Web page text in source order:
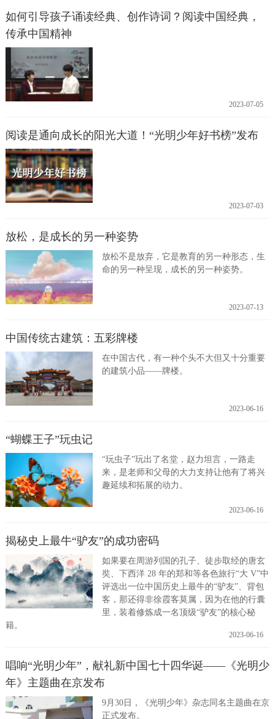
如何引导孩子诵读经典、创作诗词？阅读中国经典，
传承中国精神
2023-07-05
阅读是通向成长的阳光大道！“光明少年好书榜”发布
2023-07-03
放松，是成长的另一种姿势
放松不是放弃，它是教育的另一种形态，生
命的另一种呈现，成长的另一种姿势。
2023-07-13
中国传统古建筑：五彩牌楼
在中国古代，有一种个头不大但又十分重要
的建筑小品——牌楼。
2023-06-16
“蝴蝶王子”玩虫记
“玩虫子”玩出了名堂，赵力坦言，一路走
来，是老师和父母的大力支持让他有了将兴
趣延续和拓展的动力。
2023-06-16
揭秘史上最牛“驴友”的成功密码
如果要在周游列国的孔子、徒步取经的唐玄
奘、下西洋 28 年的郑和等各色旅行“大 V”中
评选出一位中国历史上最牛的“驴友”、背包
客，那还得非徐霞客莫属，因为在他的行囊
里，装着修炼成一名顶级“驴友”的核心秘
籍。
2023-06-16
唱响“光明少年”，献礼新中国七十四华诞——《光明少
年》主题曲在京发布
9月30日，《光明少年》杂志同名主题曲在京
正式发布。